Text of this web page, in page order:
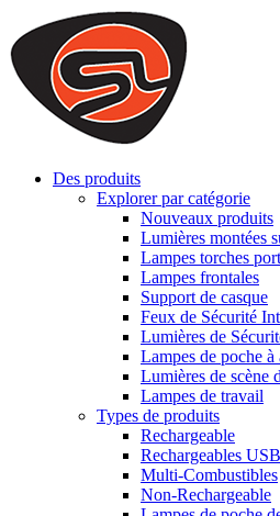
We use cookies to ensure that we
on our website. By continuing to
that cookies are used to help us
to offer you a better experience. To
you can disable cookies, you can
Des produits
Explorer par catégorie
Nouveaux produits
Lumières montées
Lampes torches
Lampes frontales
Support de casque
Feux de Sécurité
Lumières de
Lampes de poche
Lumières de scène
Lampes de travail
Types de produits
Rechargeable
Rechargeables USB
Multi-Combustibles
Non-Rechargeable